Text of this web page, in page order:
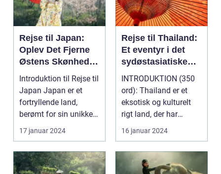
Rejse til Japan:
Oplev Det Fjerne
Østens Skønhed
og Kultur
Introduktion til Rejse til
Japan Japan er et
fortryllende land,
berømt for sin unikke
blanding af g...
17 januar 2024
Rejse til Thailand:
Et eventyr i det
sydøstasiatiske
paradis
INTRODUKTION (350
ord): Thailand er et
eksotisk og kulturelt
rigt land, der har
tiltrukket rejsende...
16 januar 2024